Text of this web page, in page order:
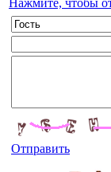
Нажмите, чтобы
Отправить